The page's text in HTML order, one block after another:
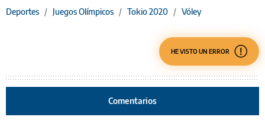
Deportes / Juegos Olímpicos / Tokio 2020 / Vóley
HE VISTO UN ERROR
Comentarios